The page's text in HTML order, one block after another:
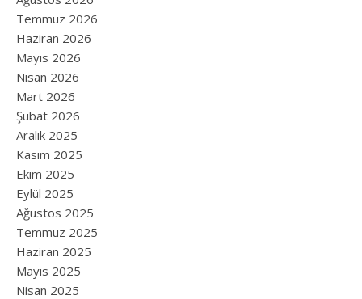
Temmuz 2026
Haziran 2026
Mayıs 2026
Nisan 2026
Mart 2026
Şubat 2026
Aralık 2025
Kasım 2025
Ekim 2025
Eylül 2025
Ağustos 2025
Temmuz 2025
Haziran 2025
Mayıs 2025
Nisan 2025